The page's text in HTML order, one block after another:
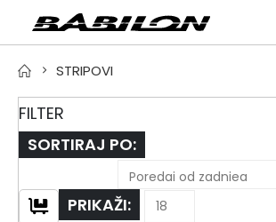
STRIPOVI
FILTER
SORTIRAJ PO:
PRIKAŽI: